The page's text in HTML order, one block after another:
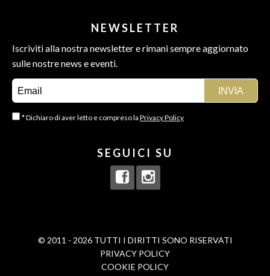
NEWSLETTER
Iscriviti alla nostra newsletter e rimani sempre aggiornato
sulle nostre news e eventi.
* Dichiaro di aver letto e compreso la Privacy Policy
SEGUICI SU
© 2011 - 2026 TUTTI I DIRITTI SONO RISERVATI
PRIVACY POLICY
COOKIE POLICY